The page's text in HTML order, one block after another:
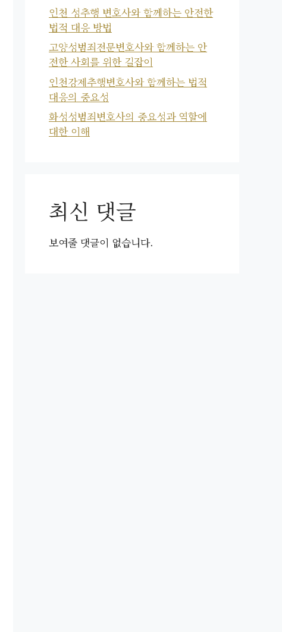
인천 성추행 변호사와 함께하는 안전한
법적 대응 방법
고양성범죄전문변호사와 함께하는 안
전한 사회를 위한 길잡이
인천강제추행변호사와 함께하는 법적
대응의 중요성
화성성범죄변호사의 중요성과 역할에
대한 이해
최신 댓글
보여줄 댓글이 없습니다.